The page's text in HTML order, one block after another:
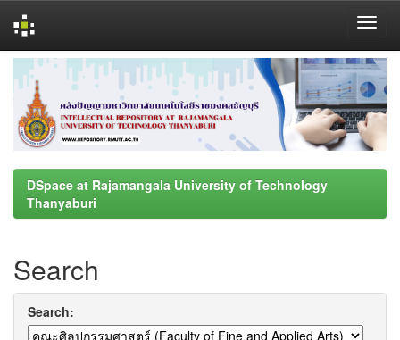
navigation
DSpace at Rajamangala University of Technology
Thanyaburi
Search
Search: